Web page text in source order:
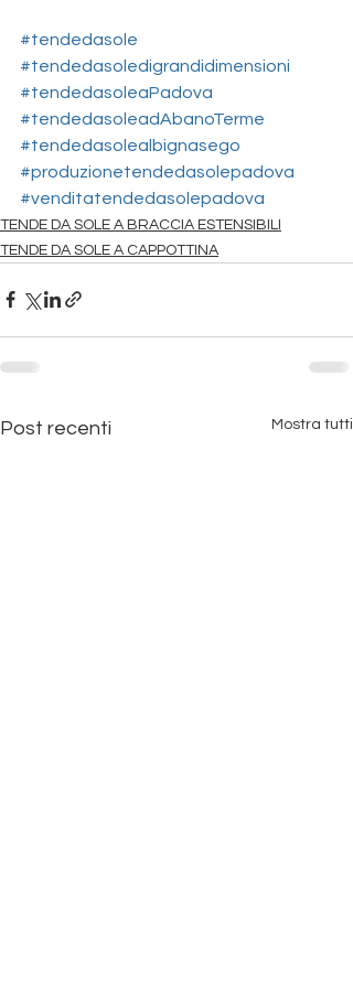
#tendedasole
#tendedasoledigrandidimensioni
#tendedasoleaPadova
#tendedasoleadAbanoTerme
#tendedasolealbignasego
#produzionetendedasolepadova
#venditatendedasolepadova
TENDE DA SOLE A BRACCIA ESTENSIBILI
TENDE DA SOLE A CAPPOTTINA
Post recenti Mostra tutti